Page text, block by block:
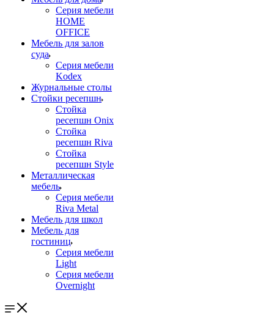
Серия мебели
HOME
OFFICE
Мебель для залов
суда
Серия мебели
Kodex
Журнальные столы
Стойки ресепшн
Стойка
ресепшн Onix
Стойка
ресепшн Riva
Стойка
ресепшн Style
Металлическая
мебель
Серия мебели
Riva Metal
Мебель для школ
Мебель для
гостиниц
Серия мебели
Light
Серия мебели
Overnight